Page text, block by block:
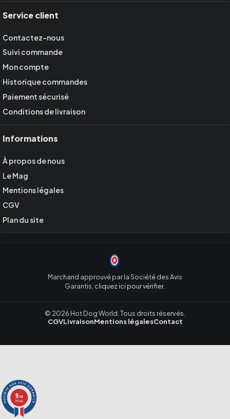
Service client
Contactez-nous
Suivi commande
Mon compte
Historique commandes
Paiement sécurisé
Conditions de livraison
Informations
À propos de nous
Le Mag
Mentions légales
CGV
Plan du site
Marchand approuvé par la Société des Avis
Garantis, cliquez ici pour vérifier.
© 2026 Hot Dog World. Tous droits réservés.
CGVLivraisonMentions légalesContact
9/10
191 avis